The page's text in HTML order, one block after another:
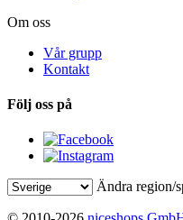
Om oss
Vår grupp
Kontakt
Följ oss på
Ändra region/